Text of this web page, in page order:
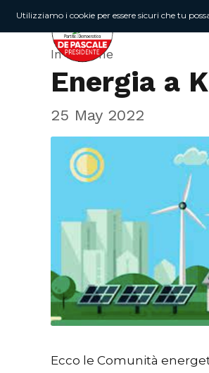
In Regione
Energia a
25 May 2022
Ecco le Comunità
Utilizziamo i cookie per essere sicuri che tu